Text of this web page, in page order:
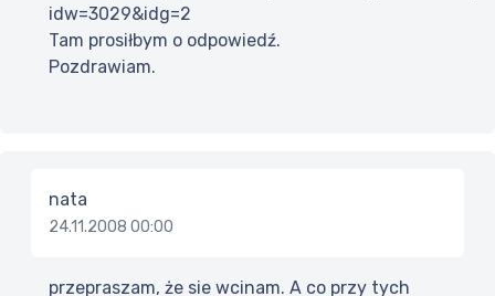
idw=3029&idg=2
Tam prosiłbym o odpowiedź.
Pozdrawiam.
nata
24.11.2008 00:00
przepraszam, że sie wcinam. A co przy tych